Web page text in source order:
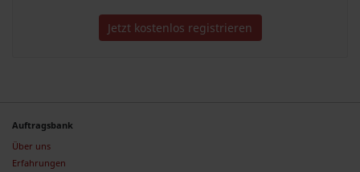
Jetzt kostenlos registrieren
Auftragsbank
Über uns
Erfahrungen